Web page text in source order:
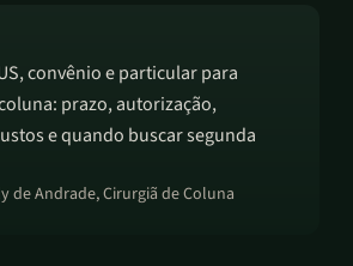
convênio e particular para
prazo, autorização,
e quando buscar segunda
de Andrade, Cirurgiã de Coluna